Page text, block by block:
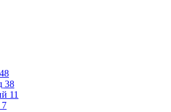
38
11
7